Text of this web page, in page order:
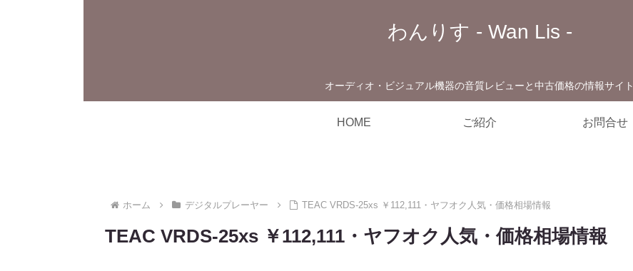
わんりす - Wan Lis -
オーディオ・ビジュアル機器の音質レビューと中古価格の情報サイト
HOME ご紹介 お問合せ
ホーム デジタルプレーヤー TEAC VRDS-25xs ￥112,111・ヤフオク人気・価格相場情報
TEAC VRDS-25xs ￥112,111・ヤフオク人気・価格相場情報